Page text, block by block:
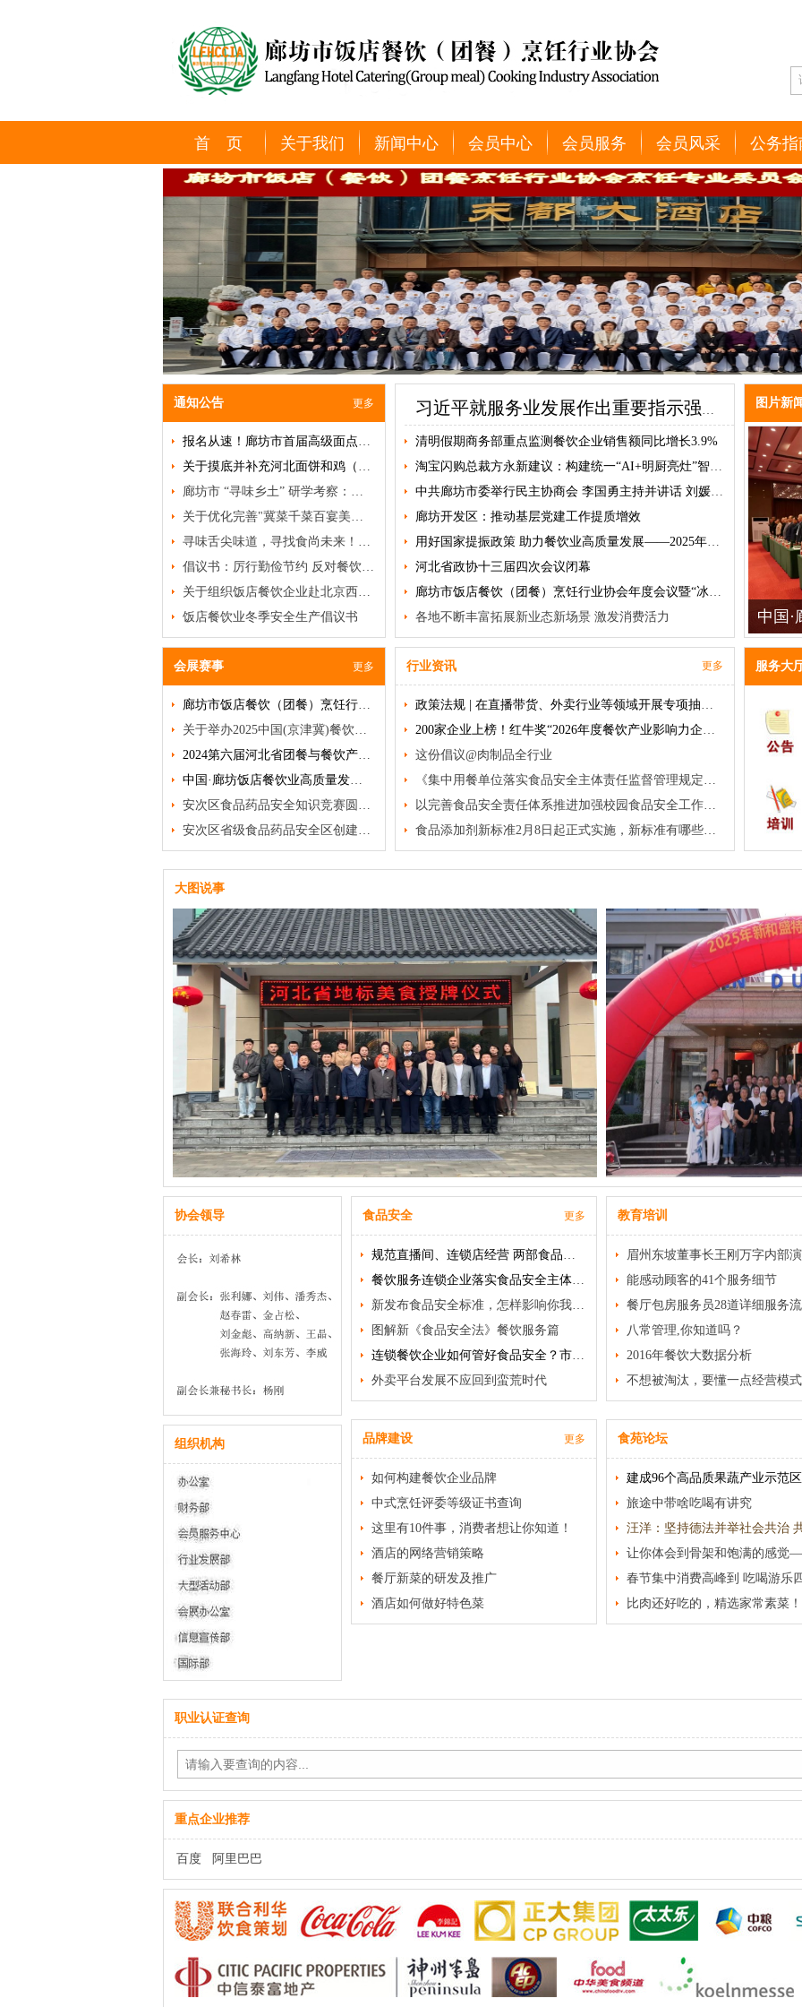
首 页 关于我们 新闻中心 会员中心 会员服务 会员风采 公务指
通知公告 更多
报名从速！廊坊市首届高级面点研修班即将开班！
关于摸底并补充河北面饼和鸡（禽）类名品、名吃、名菜的通知
廊坊市 “寻味乡土” 研学考察：破局餐饮低迷，挖掘乡土菜商机
关于优化完善"冀菜千菜百宴美食名录"及甄选推荐"河北冀菜百菜百品"活动的通知
寻味舌尖味道，寻找食尚未来！特色食材品鉴沙龙邀您赴约
倡议书：厉行勤俭节约 反对餐饮浪费
关于组织饭店餐饮企业赴北京西餐食品有限公司参观特色食材的通知
饭店餐饮业冬季安全生产倡议书
习近平就服务业发展作出重要指示强调 突出需求牵引改革攻坚科技赋能开放合作 努力开创服务业高质量发展新局面 李强出席全国服务业大会并讲话 丁薛祥作总结讲话
清明假期商务部重点监测餐饮企业销售额同比增长3.9%
淘宝闪购总裁方永新建议：构建统一“AI+明厨亮灶”智能体系
中共廊坊市委举行民主协商会 李国勇主持并讲话 刘媛杨军出席
廊坊开发区：推动基层党建工作提质增效
用好国家提振政策 助力餐饮业高质量发展——2025年餐饮业政策汇总
河北省政协十三届四次会议闭幕
廊坊市饭店餐饮（团餐）烹饪行业协会年度会议暨“冰花郎”食材展会圆满落幕
各地不断丰富拓展新业态新场景 激发消费活力
图片新
中国
在廊坊
会展赛事 更多
廊坊市饭店餐饮（团餐）烹饪行业年会暨2025冰花郎寻年味食材展会成功举办
关于举办2025中国(京津冀)餐饮产业博览会暨良之隆·第三届中国京津冀食材电商节第三届河北厨师节的通知
2024第六届河北省团餐与餐饮产业发展大会圆满落幕，廊坊市饭店餐饮企业荣获多项殊荣
中国·廊坊饭店餐饮业高质量发展大会在廊坊隆重召开
安次区食品药品安全知识竞赛圆满落幕
安次区省级食品药品安全区创建暨厨艺大赛举行
行业资讯 更多
政策法规 | 在直播带货、外卖行业等领域开展专项抽查！市场监管总局部署各地整治“内卷式”竞争
200家企业上榜！红牛奖“2026年度餐饮产业影响力企业”榜单揭晓
这份倡议@肉制品全行业
《集中用餐单位落实食品安全主体责任监督管理规定》发布（附一图读懂）
以完善食品安全责任体系推进加强校园食品安全工作——《关于进一步加强校园食品安全工作的通知》解读
食品添加剂新标准2月8日起正式实施，新标准有哪些变化？
服务大
大图说事
协会领导
组织机构
食品安全 更多
规范直播间、连锁店经营 两部食品安全新规3月20日起施行
餐饮服务连锁企业落实食品安全主体责任 监 督 管 理 规 定
新发布食品安全标准，怎样影响你我生活？
图解新《食品安全法》餐饮服务篇
连锁餐饮企业如何管好食品安全？市场监管总局出台新规加强监管
外卖平台发展不应回到蛮荒时代
品牌建设 更多
如何构建餐饮企业品牌
中式烹饪评委等级证书查询
这里有10件事，消费者想让你知道！
酒店的网络营销策略
餐厅新菜的研发及推广
酒店如何做好特色菜
教育培训
眉州东坡董事长王刚万字内部
能感动顾客的41个服务细节
餐厅包房服务员28道详细服务
八常管理,你知道吗？
2016年餐饮大数据分析
不想被淘汰，要懂一点经营模
食苑论坛
旅途中带啥吃喝有讲究
比肉还好吃的，精选家常素菜！
职业认证查询
重点企业推荐
百度 阿里巴巴